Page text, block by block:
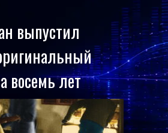
выпустил
восемь лет